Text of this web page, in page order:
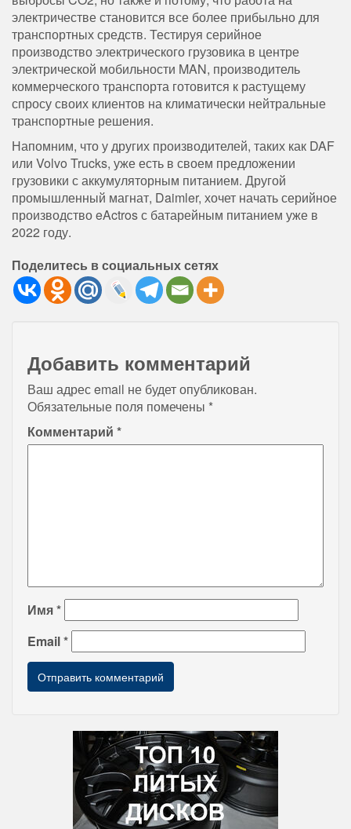
электричестве становится все более прибыльно для
транспортных средств. Тестируя серийное
производство электрического грузовика в центре
электрической мобильности MAN, производитель
коммерческого транспорта готовится к растущему
спросу своих клиентов на климатически нейтральные
транспортные решения.
Напомним, что у других производителей, таких как DAF
или Volvo Trucks, уже есть в своем предложении
грузовики с аккумуляторным питанием. Другой
промышленный магнат, Daimler, хочет начать серийное
производство eActros с батарейным питанием уже в
2022 году.
Поделитесь в социальных сетях
Добавить комментарий
Ваш адрес email не будет опубликован.
Обязательные поля помечены *
Комментарий *
Имя*
Email*